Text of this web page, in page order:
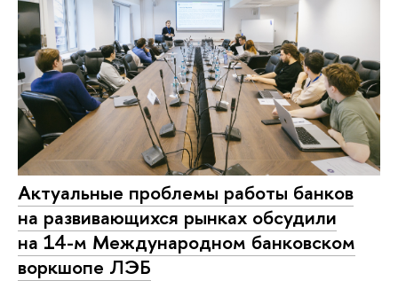
Актуальные проблемы работы банков
на развивающихся рынках обсудили
на 14-м Международном банковском
воркшопе ЛЭБ